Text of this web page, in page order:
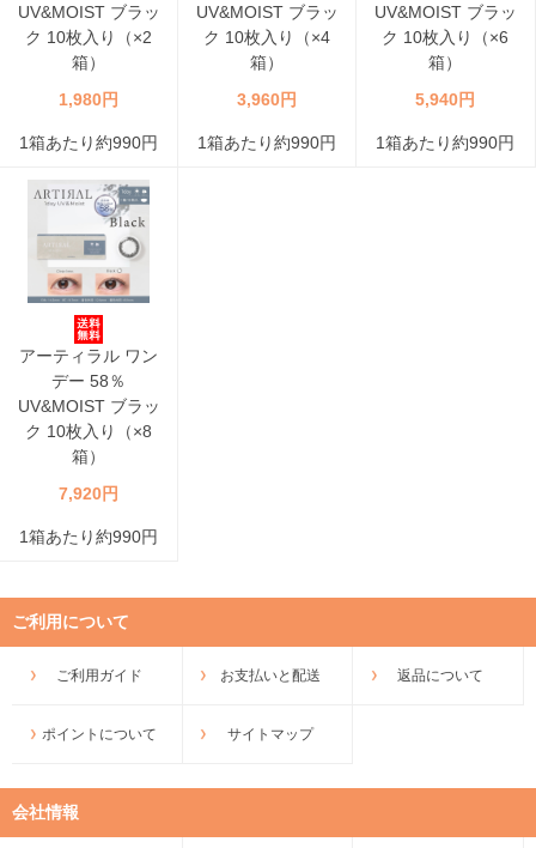
UV&MOIST ブラッ
ク 10枚入り（×2
箱）
1,980円
1箱あたり約990円
UV&MOIST ブラッ
ク 10枚入り（×4
箱）
3,960円
1箱あたり約990円
UV&MOIST ブラッ
ク 10枚入り（×6
箱）
5,940円
1箱あたり約990円
アーティラル ワン
デー 58％
UV&MOIST ブラッ
ク 10枚入り（×8
箱）
7,920円
1箱あたり約990円
ご利用について
ご利用ガイド お支払いと配送 返品について
ポイントについて サイトマップ
会社情報